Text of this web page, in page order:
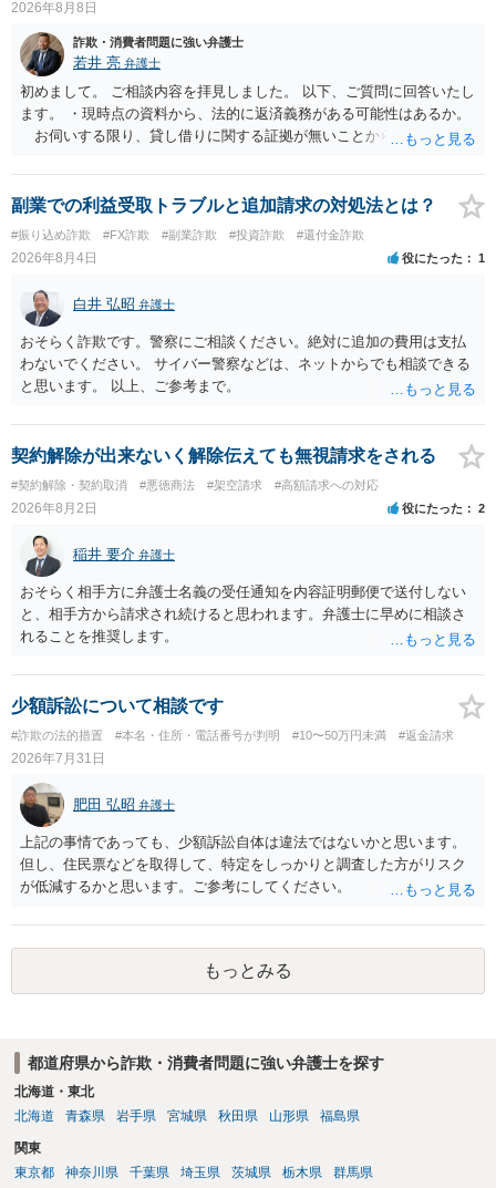
2026年8月8日
詐欺・消費者問題に強い弁護士
若井 亮 弁護士
初めまして。 ご相談内容を拝見しました。 以下、ご質問に回答いたし
ます。 ・現時点の資料から、法的に返済義務がある可能性はあるか。
お伺いする限り、貸し借りに関する証拠が無いことから、相手方が
主張や現在の資料を踏まえ、今後どのように対応するのが適切か。
贈与か消費貸借かの争いにおいては、様々な圧力をかけて回収をしよ
うとするケースも散見されます。 ご自身での対応に窮するようであ
れば、代理人を立てることもご検討ください。 ・相手へ送る回答文に
ついてアドバイスをいただけるか。 具体的な回答内容については、
一般的に無料法律相談での対応外になろうかと思います。 法律事務
所にご連絡いただき、対応の可否や費用をご確認ください。
副業での利益受取トラブルと追加請求の対処法とは？
#振り込め詐欺 #FX詐欺 #副業詐欺 #投資詐欺 #還付金詐欺
2026年8月4日 役にたった 1
白井 弘昭 弁護士
おそらく詐欺です。警察にご相談ください。絶対に追加の費用は支払
わないでください。 サイバー警察などは、ネットからでも相談できる
と思います。 以上、ご参考まで。
契約解除が出来ないく解除伝えても無視請求をされる
#契約解除・契約取消 #悪徳商法 #架空請求 #高額請求への対応
2026年8月2日 役にたった 2
稲井 要介 弁護士
おそらく相手方に弁護士名義の受任通知を内容証明郵便で送付しない
と、相手方から請求され続けると思われます。弁護士に早めに相談さ
れることを推奨します。
少額訴訟について相談です
#詐欺の法的措置 #本名・住所・電話番号が判明 #10〜50万円未満 #返金請求
2026年7月31日
肥田 弘昭 弁護士
上記の事情であっても、少額訴訟自体は違法ではないかと思います。
但し、住民票などを取得して、特定をしっかりと調査した方がリスク
が低減するかと思います。ご参考にしてください。
もっとみる
都道府県から詐欺・消費者問題に強い弁護士を探す
北海道・東北
北海道
青森県 岩手県 宮城県 秋田県 山形県 福島県
関東
東京都
神奈川県 千葉県 埼玉県 茨城県 栃木県 群馬県